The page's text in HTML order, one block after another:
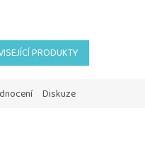
PRODUKTY
Diskuze